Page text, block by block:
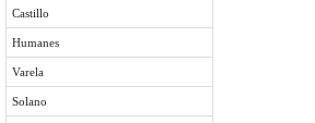
Castillo
Humanes
Varela
Solano